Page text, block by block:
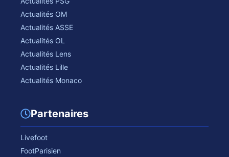
Actualités OM
Actualités ASSE
Actualités OL
Actualités Lens
Actualités Lille
Actualités Monaco
Partenaires
Livefoot
FootParisien